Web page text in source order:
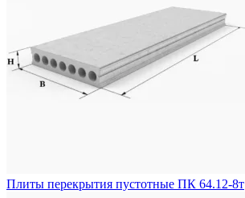
Плиты перекрытия пустотные ПК 64.12-8т